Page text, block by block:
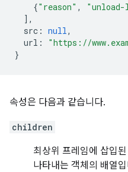
{"reason" ,
],
src : null,
url :
"https://
}
속성은 다음과 같습니다.
children
최상위 프레임에 삽입
나타내는 객체의 배열